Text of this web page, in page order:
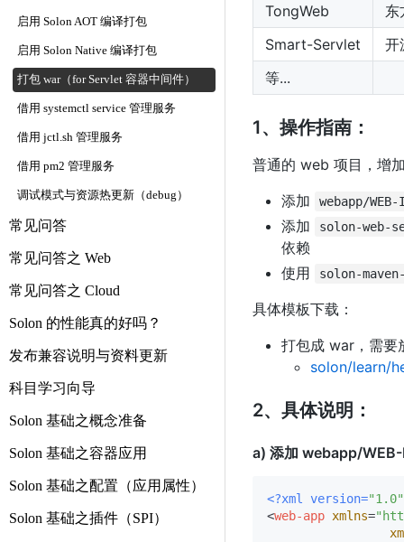
启用 Solon AOT 编译打包
启用 Solon Native 编译打包
打包 war（for Servlet 容器中间件）
借用 systemctl service 管理服务
借用 jctl.sh 管理服务
借用 pm2 管理服务
调试模式与资源热更新（debug）
常见问答
常见问答之 Web
常见问答之 Cloud
Solon 的性能真的好吗？
发布兼容说明与资料更新
科目学习向导
Solon 基础之概念准备
Solon 基础之容器应用
Solon 基础之配置（应用属性）
Solon 基础之插件（SPI）
TongWeb
东
Smart-Servlet
开
等...
1、操作指南：
普通的 web 项目，增
添加
webapp/
添加 solon-web-
依赖
使用
solon-
具体模板下载：
打包成 war，需要
solon/learn/
2、具体说明：
a) 添加 webapp/
<?xml version="1.0"
<web-app xmlns=